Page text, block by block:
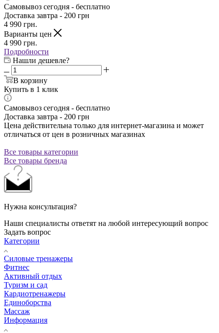
Самовывоз сегодня - бесплатно
Доставка завтра - 200 грн
4 990 грн.
Варианты цен
4 990 грн.
Подробности
Нашли дешевле?
В корзину
Купить в 1 клик
Самовывоз сегодня - бесплатно
Доставка завтра - 200 грн
Цена действительна только для интернет-магазина и может
отличаться от цен в розничных магазинах
Все товары категории
Все товары бренда
Нужна консультация?
Наши специалисты ответят на любой интересующий вопрос
Задать вопрос
Категории
Силовые тренажеры
Фитнес
Активный отдых
Туризм и сад
Кардиотренажеры
Единоборства
Массаж
Информация